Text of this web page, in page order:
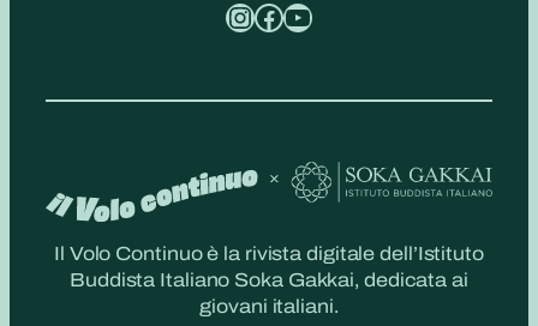
InstagramFacebook YouTube
Il Volo Continuo è la rivista digitale dell’Istituto
Buddista Italiano Soka Gakkai, dedicata ai
giovani italiani.